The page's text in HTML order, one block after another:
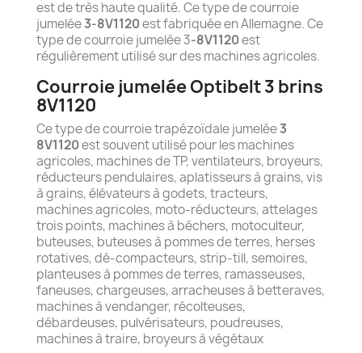
est de très haute qualité. Ce type de courroie
jumelée3-8V1120est fabriquée en Allemagne. Ce
type de courroie jumelée 3-8V1120est
régulièrement utilisé sur des machines agricoles.
Courroie jumelée Optibelt 3 brins
8V1120
Ce type de courroie trapézoïdale jumelée3
8V1120est souvent utilisé pour les machines
agricoles, machines de TP, ventilateurs, broyeurs,
réducteurs pendulaires, aplatisseurs à grains, vis
à grains, élévateurs à godets, tracteurs,
machines agricoles, moto-réducteurs, attelages
trois points, machines à béchers, motoculteur,
buteuses, buteuses à pommes de terres, herses
rotatives, dé-compacteurs, strip-till, semoires,
planteuses à pommes de terres, ramasseuses,
faneuses, chargeuses, arracheuses à betteraves,
machines à vendanger, récolteuses,
débardeuses, pulvérisateurs, poudreuses,
machines à traire, broyeurs à végétaux